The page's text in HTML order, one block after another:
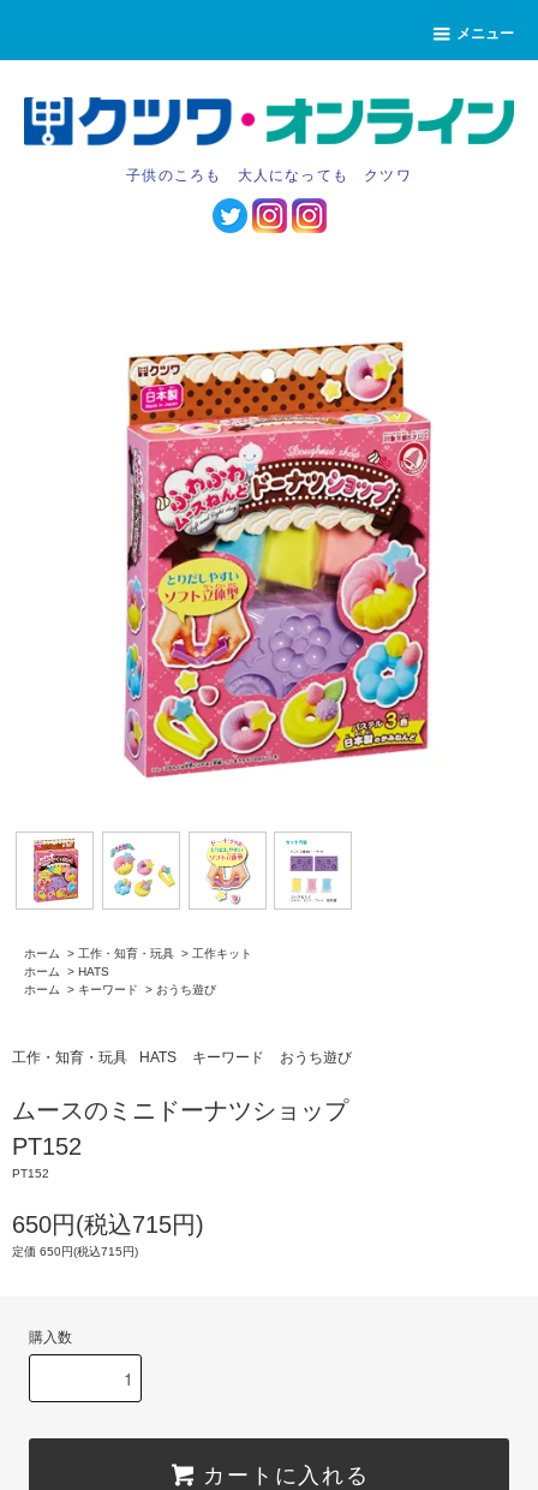
メニュー
子供のころも 大人になっても クツワ
ホーム > 工作・知育・玩具 > 工作キット
ホーム
> HATS
ホーム
> キーワード > おうち遊び
工作・知育・玩具 HATS キーワード おうち遊び
ムースのミニドーナツショップ
PT152
PT152
650円(税込715円)
定価 650円(税込715円)
購入数
カートに入れる